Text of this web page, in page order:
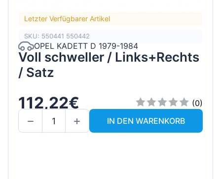
Letzter Verfügbarer Artikel
SKU: 550441 550442
OPEL KADETT D 1979-1984
Voll schweller / Links+Rechts
/ Satz
112,22€
(0)
IN DEN WARENKORB